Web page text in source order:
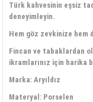
Türk kahvesinin eşsiz
deneyimleyin.
Hem göz zevkinize hem
Fincan ve tabaklardan
ikramlarınız için harika
Marka: Aryıldız
Materyal: Porselen